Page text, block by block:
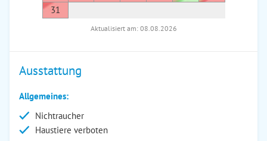
31
Aktualisiert am: 08.08.2026
Ausstattung
Allgemeines:
Nichtraucher
Haustiere verboten